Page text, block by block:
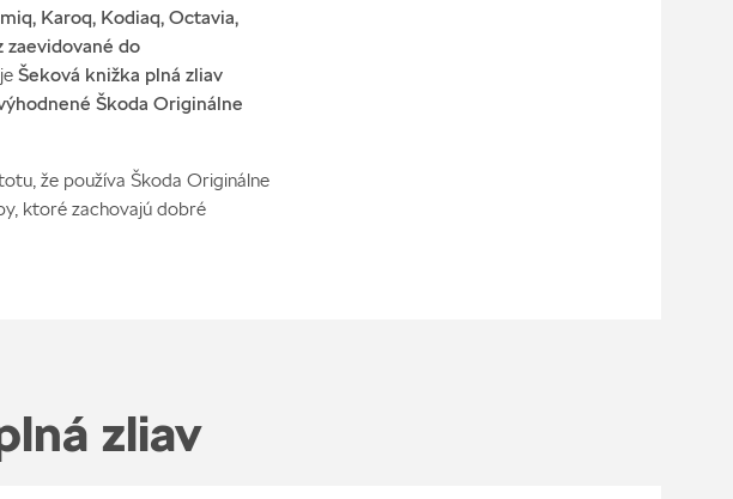
Karoq, Kodiaq, Octavia,
zaevidované do
Šeková knižka plná zliav
Škoda Originálne
že používa Škoda Originálne
ktoré zachovajú dobré
zliav